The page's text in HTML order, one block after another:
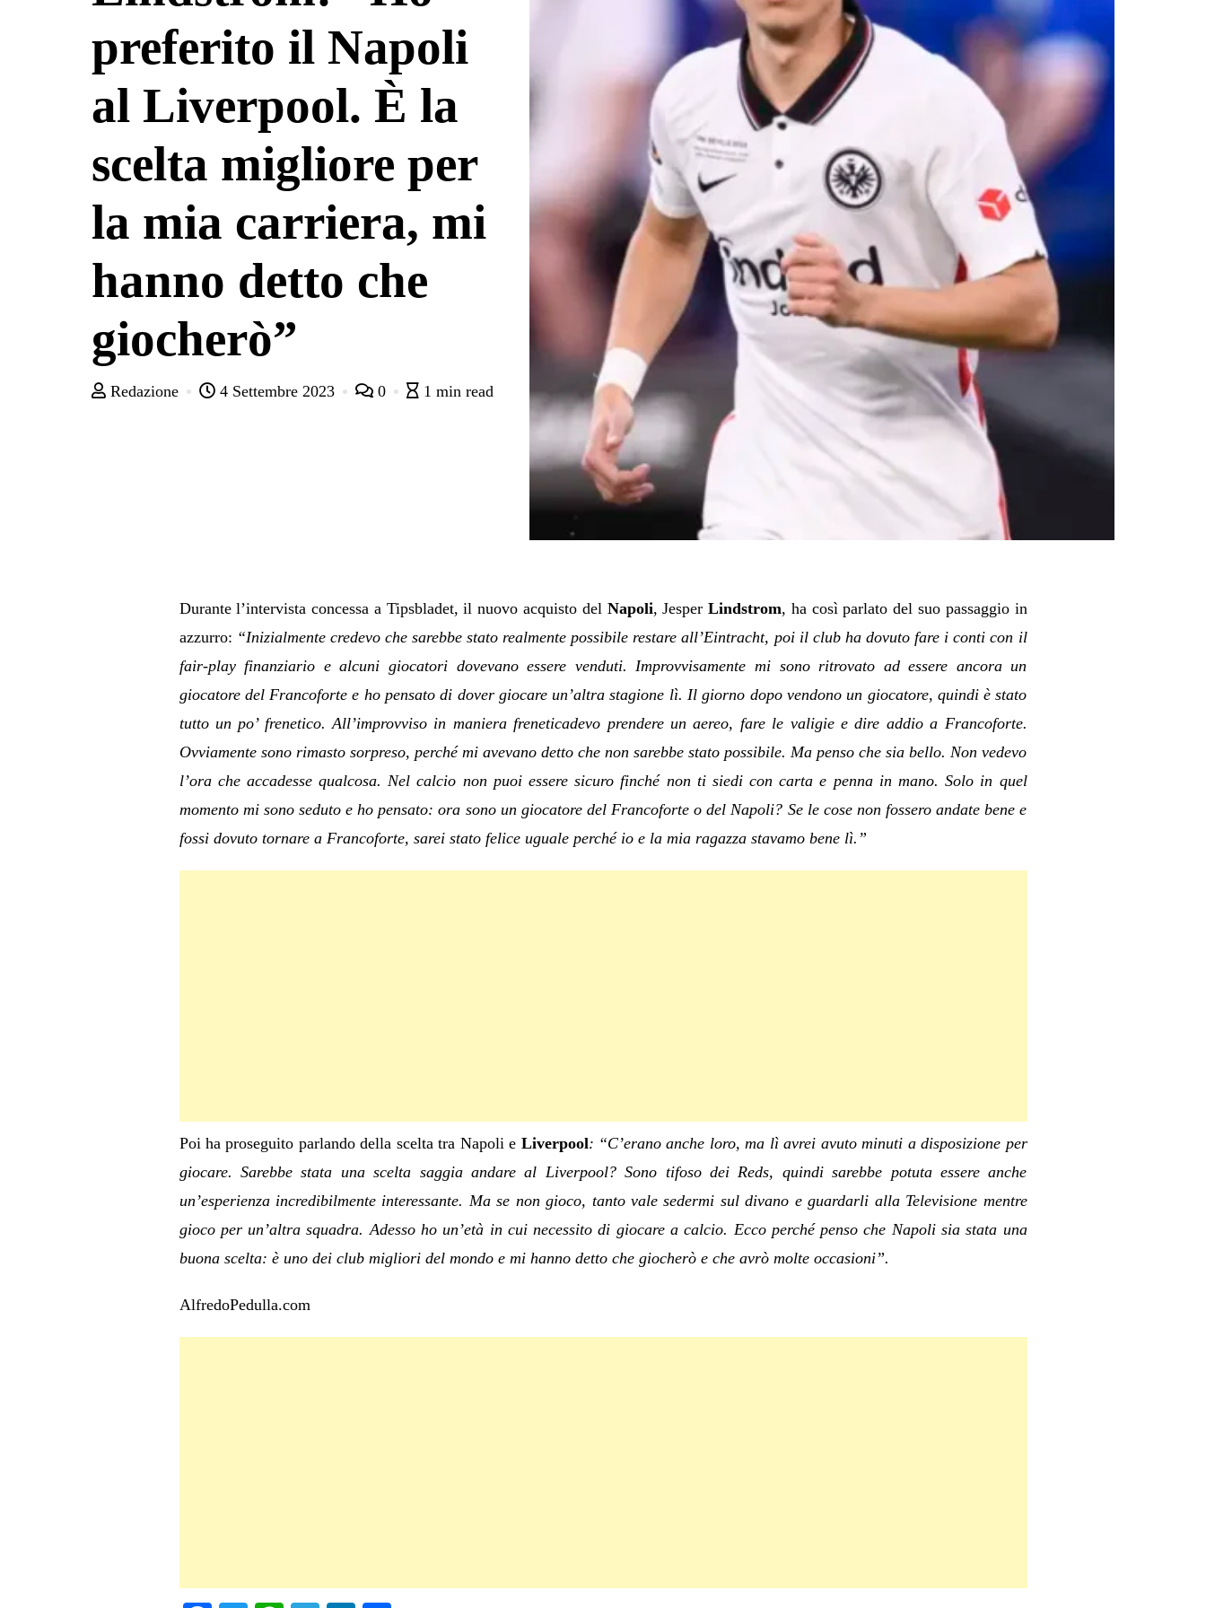
preferito il Napoli
al Liverpool. È la
scelta migliore per
la mia carriera, mi
hanno detto che
giocherò”
Redazione 4 Settembre 2023 0 1 min read
Durante l’intervista concessa a Tipsbladet, il nuovo acquisto del Napoli, Jesper Lindstrom, ha così parlato del suo passaggio in
azzurro: “Inizialmente credevo che sarebbe stato realmente possibile restare all’Eintracht, poi il club ha dovuto fare i conti con il
fair-play finanziario e alcuni giocatori dovevano essere venduti. Improvvisamente mi sono ritrovato ad essere ancora un
giocatore del Francoforte e ho pensato di dover giocare un’altra stagione lì. Il giorno dopo vendono un giocatore, quindi è stato
tutto un po’ frenetico. All’improvviso in maniera freneticadevo prendere un aereo, fare le valigie e dire addio a Francoforte.
Ovviamente sono rimasto sorpreso, perché mi avevano detto che non sarebbe stato possibile. Ma penso che sia bello. Non vedevo
l’ora che accadesse qualcosa. Nel calcio non puoi essere sicuro finché non ti siedi con carta e penna in mano. Solo in quel
momento mi sono seduto e ho pensato: ora sono un giocatore del Francoforte o del Napoli? Se le cose non fossero andate bene e
fossi dovuto tornare a Francoforte, sarei stato felice uguale perché io e la mia ragazza stavamo bene lì.”
Poi ha proseguito parlando della scelta tra Napoli e Liverpool: “C’erano anche loro, ma lì avrei avuto minuti a disposizione per
giocare. Sarebbe stata una scelta saggia andare al Liverpool? Sono tifoso dei Reds, quindi sarebbe potuta essere anche
un’esperienza incredibilmente interessante. Ma se non gioco, tanto vale sedermi sul divano e guardarli alla Televisione mentre
gioco per un’altra squadra. Adesso ho un’età in cui necessito di giocare a calcio. Ecco perché penso che Napoli sia stata una
buona scelta: è uno dei club migliori del mondo e mi hanno detto che giocherò e che avrò molte occasioni”.
AlfredoPedulla.com